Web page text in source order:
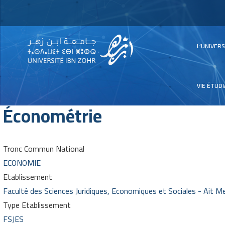
Main
VIE
Économétrie
Tronc Commun National
ECONOMIE
Etablissement
Faculté des Sciences Juridiques, Economiques et Sociales - Ait
Type Etablissement
FSJES